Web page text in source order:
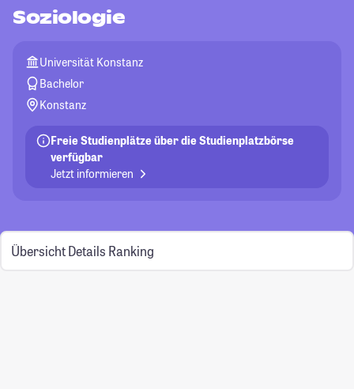
Soziologie
Universität Konstanz
Bachelor
Konstanz
Freie Studienplätze über die Studienplatzbörse
verfügbar
Jetzt informieren
Übersicht Details Ranking